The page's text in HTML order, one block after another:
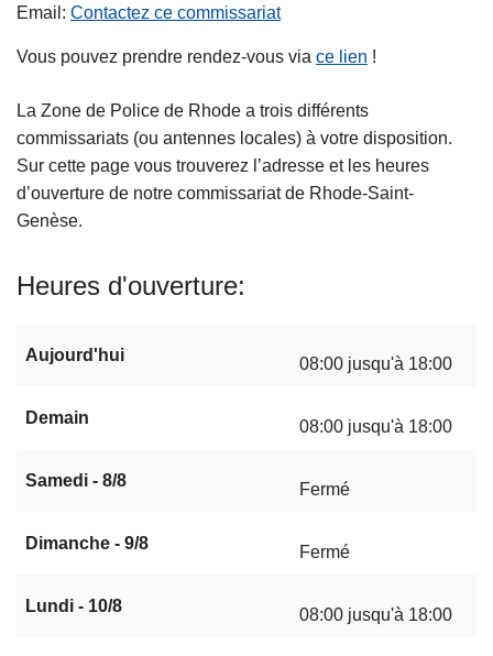
Email
Contactez ce commissariat
Vous pouvez prendre rendez‑vous via ce lien !
La Zone de Police de Rhode a trois différents
commissariats (ou antennes locales) à votre disposition.
Sur cette page vous trouverez l’adresse et les heures
d’ouverture de notre commissariat de Rhode-Saint-
Genèse.
Heures d'ouverture
Aujourd'hui 08:00 jusqu'à 18:00
Demain 08:00 jusqu'à 18:00
Samedi - 8/8 Fermé
Dimanche - 9/8 Fermé
Lundi - 10/8 08:00 jusqu'à 18:00